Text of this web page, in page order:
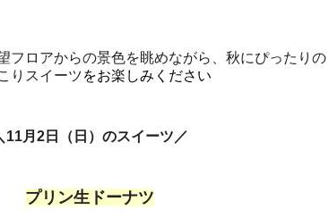
フロアからの景色を眺めながら、秋にぴったりの
りスイーツをお楽しみください
11月2日（日）のスイーツ／
プリン生ドーナツ